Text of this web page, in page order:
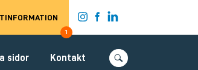
1
sidor Kontakt